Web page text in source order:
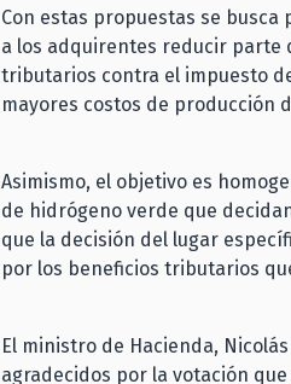
Con estas propuestas se
a los adquirentes reducir parte
tributarios contra el impuesto
mayores costos de producción
Asimismo, el objetivo es
de hidrógeno verde que
que la decisión del lugar
por los beneficios tributarios
El ministro de Hacienda,
agradecidos por la votación